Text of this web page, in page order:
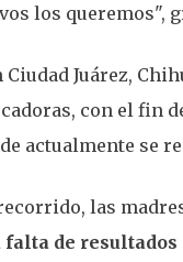
los queremos",
Ciudad Juárez,
con el fin
actualmente se
las
falta de